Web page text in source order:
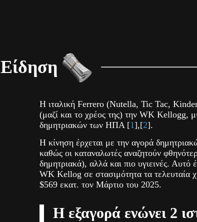
Είδηση
Η ιταλική Ferrero (Nutella, Tic Tac, Kinder
(μαζί και το χρέος της) την WK Kellogg,
δημητριακών των ΗΠΑ [1],[2].
Η κίνηση έρχεται με την αγορά
καθώς οι καταναλωτές αναζητούν
δημητριακά), αλλά και πιο υγιεινές. Αυτό
WK Κellog σε στασιμότητα τα τελευταία
$569 εκατ. τον Μάρτιο του 2025.
H εξαγορά ενώνει 2